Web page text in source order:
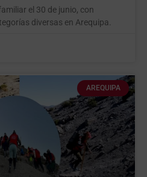
el 30 de junio, con
diversas en Arequipa.
AREQUIPA